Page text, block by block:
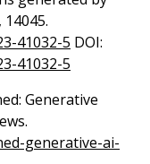
41032-5 DOI:
41032-5
Generative
generative-ai-